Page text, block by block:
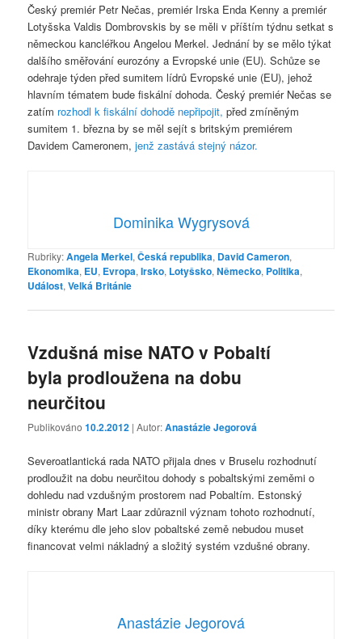
Český premiér Petr Nečas, premiér Irska Enda Kenny a premiér
Lotyšska Valdis Dombrovskis by se měli v příštím týdnu setkat s
německou kancléřkou Angelou Merkel. Jednání by se mělo týkat
dalšího směřování eurozóny a Evropské unie (EU). Schůze se
odehraje týden před sumitem lídrů Evropské unie (EU), jehož
hlavním tématem bude fiskální dohoda. Český premiér Nečas se
zatím rozhodl k fiskální dohodě nepřipojit, před zmíněným
sumitem 1. března by se měl sejít s britským premiérem
Davidem Cameronem,jenž zastává stejný názor.
Dominika Wygrysová
Rubriky:Angela Merkel,Česká republika, David Cameron,
Ekonomika, EU, Evropa,Irsko, Lotyšsko,Německo, Politika,
Událost,Velká Británie
Vzdušná mise NATO v Pobaltí
byla prodloužena na dobu
neurčitou
Publikováno10.2.2012 | Autor:Anastázie Jegorová
Severoatlantická rada NATO přijala dnes v Bruselu rozhodnutí
prodloužit na dobu neurčitou dohody s pobaltskými zeměmi o
dohledu nad vzdušným prostorem nad Pobaltím. Estonský
ministr obrany Mart Laar zdůraznil význam tohoto rozhodnutí,
díky kterému dle jeho slov pobaltské země nebudou muset
financovat velmi nákladný a složitý systém vzdušné obrany.
Anastázie Jegorová